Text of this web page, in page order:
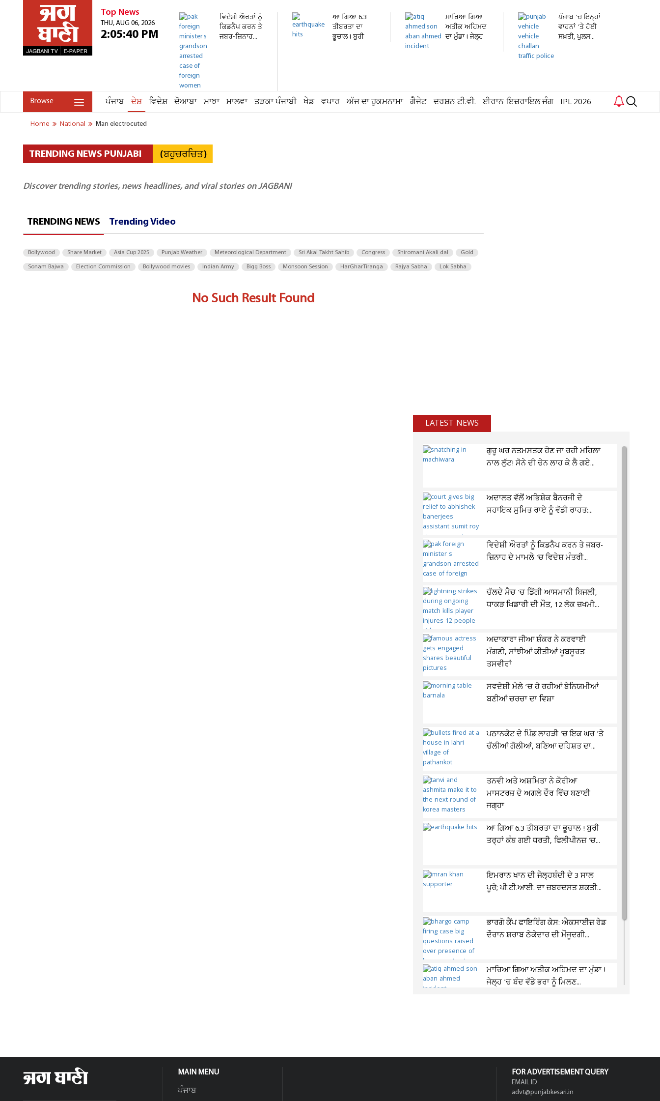
Top News
THU, AUG 06, 2026
2:05:40 PM
ਵਿਦੇਸ਼ੀ ਔਰਤਾਂ ਨੂੰ
ਕਿਡਨੈਪ ਕਰਨ ਤੇ
ਜਬਰ-ਜ਼ਿਨਾਹ...
ਆ ਗਿਆ 6.3
ਤੀਬਰਤਾ ਦਾ
ਭੂਚਾਲ ! ਬੁਰੀ
ਮਾਰਿਆ ਗਿਆ
ਅਤੀਕ ਅਹਿਮਦ
ਦਾ ਮੁੰਡਾ ! ਜੇਲ੍ਹ
ਪੰਜਾਬ 'ਚ ਇਨ੍ਹਾਂ
ਵਾਹਨਾਂ 'ਤੇ ਹੋਈ
ਸਖ਼ਤੀ, ਪੁਲਸ...
Browse ਪੰਜਾਬ ਦੇਸ਼ ਵਿਦੇਸ਼ ਦੋਆਬਾ ਮਾਝਾ ਮਾਲਵਾ ਤੜਕਾ ਪੰਜਾਬੀ ਖੇਡ ਵਪਾਰ ਅੱਜ ਦਾ ਹੁਕਮਨਾਮਾ ਗੈਜੇਟ ਦਰਸ਼ਨ ਟੀ.ਵੀ. ਈਰਾਨ-ਇਜ਼ਰਾਇਲ ਜੰਗ IPL 2026
Home National Man electrocuted
TRENDING NEWS PUNJABI (ਬਹੁਚਰਚਿਤ)
Discover trending stories, news headlines, and viral stories on JAGBANI
TRENDING NEWS Trending Video
Bollywood Share Market Asia Cup 2025 Punjab Weather Meteorological Department Sri Akal Takht Sahib Congress Shiromani Akali dal Gold
Sonam Bajwa Election Commission Bollywood movies Indian Army Bigg Boss Monsoon Session HarGharTiranga Rajya Sabha Lok Sabha
No Such Result Found
LATEST NEWS
ਗੁਰੂ ਘਰ ਨਤਮਸਤਕ ਹੋਣ ਜਾ ਰਹੀ ਮਹਿਲਾ
ਨਾਲ ਲੁੱਟ! ਸੋਨੇ ਦੀ ਚੇਨ ਲਾਹ ਕੇ ਲੈ ਗਏ...
ਅਦਾਲਤ ਵੱਲੋਂ ਅਭਿਸ਼ੇਕ ਬੈਨਰਜੀ ਦੇ
ਸਹਾਇਕ ਸੁਮਿਤ ਰਾਏ ਨੂੰ ਵੱਡੀ ਰਾਹਤ:...
ਵਿਦੇਸ਼ੀ ਔਰਤਾਂ ਨੂੰ ਕਿਡਨੈਪ ਕਰਨ ਤੇ ਜਬਰ-
ਜ਼ਿਨਾਹ ਦੇ ਮਾਮਲੇ 'ਚ ਵਿਦੇਸ਼ ਮੰਤਰੀ...
ਚੱਲਦੇ ਮੈਚ 'ਚ ਡਿੱਗੀ ਆਸਮਾਨੀ ਬਿਜਲੀ,
ਧਾਕੜ ਖਿਡਾਰੀ ਦੀ ਮੌਤ, 12 ਲੋਕ ਜ਼ਖਮੀ...
ਅਦਾਕਾਰਾ ਜੀਆ ਸ਼ੰਕਰ ਨੇ ਕਰਵਾਈ
ਮੰਗਣੀ, ਸਾਂਝੀਆਂ ਕੀਤੀਆਂ ਖੂਬਸੂਰਤ
ਤਸਵੀਰਾਂ
ਸਵਦੇਸ਼ੀ ਮੇਲੇ ’ਚ ਹੋ ਰਹੀਆਂ ਬੇਨਿਯਮੀਆਂ
ਬਣੀਆਂ ਚਰਚਾ ਦਾ ਵਿਸ਼ਾ
ਪਠਾਨਕੋਟ ਦੇ ਪਿੰਡ ਲਾਹੜੀ 'ਚ ਇਕ ਘਰ 'ਤੇ
ਚੱਲੀਆਂ ਗੋਲੀਆਂ, ਬਣਿਆ ਦਹਿਸ਼ਤ ਦਾ...
ਤਨਵੀ ਅਤੇ ਅਸ਼ਮਿਤਾ ਨੇ ਕੋਰੀਆ
ਮਾਸਟਰਜ਼ ਦੇ ਅਗਲੇ ਦੌਰ ਵਿੱਚ ਬਣਾਈ
ਜਗ੍ਹਾ
ਆ ਗਿਆ 6.3 ਤੀਬਰਤਾ ਦਾ ਭੂਚਾਲ ! ਬੁਰੀ
ਤਰ੍ਹਾਂ ਕੰਬ ਗਈ ਧਰਤੀ, ਫਿਲੀਪੀਨਜ਼ 'ਚ...
ਇਮਰਾਨ ਖਾਨ ਦੀ ਜੇਲ੍ਹਬੰਦੀ ਦੇ 3 ਸਾਲ
ਪੂਰੇ; ਪੀ.ਟੀ.ਆਈ. ਦਾ ਜ਼ਬਰਦਸਤ ਸ਼ਕਤੀ...
ਭਾਰਗੋ ਕੈਂਪ ਫਾਇਰਿੰਗ ਕੇਸ: ਐਕਸਾਈਜ਼ ਰੇਡ
ਦੌਰਾਨ ਸ਼ਰਾਬ ਠੇਕੇਦਾਰ ਦੀ ਮੌਜੂਦਗੀ...
ਮਾਰਿਆ ਗਿਆ ਅਤੀਕ ਅਹਿਮਦ ਦਾ ਮੁੰਡਾ !
ਜੇਲ੍ਹ 'ਚ ਬੰਦ ਵੱਡੇ ਭਰਾ ਨੂੰ ਮਿਲਣ...
MAIN MENU
ਪੰਜਾਬ
FOR ADVERTISEMENT QUERY
EMAIL ID
advt@punjabkesari.in